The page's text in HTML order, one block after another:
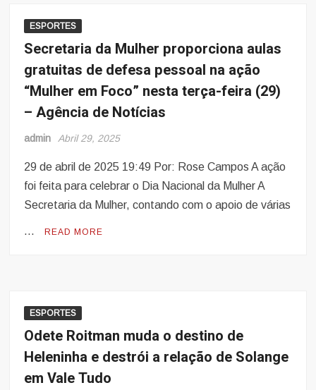
ESPORTES
Secretaria da Mulher proporciona aulas
gratuitas de defesa pessoal na ação
“Mulher em Foco” nesta terça-feira (29)
– Agência de Notícias
admin Abril 29, 2025
29 de abril de 2025 19:49 Por: Rose Campos A ação
foi feita para celebrar o Dia Nacional da Mulher A
Secretaria da Mulher, contando com o apoio de várias
… READ MORE
ESPORTES
Odete Roitman muda o destino de
Heleninha e destrói a relação de Solange
em Vale Tudo